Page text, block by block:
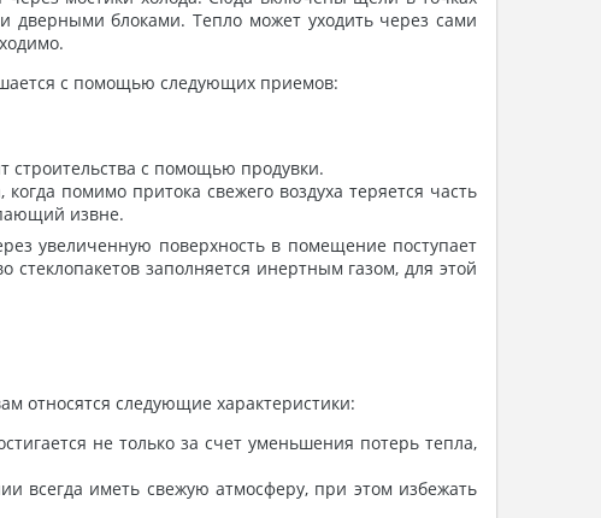
дверными блоками. Тепло может уходить через сами
с помощью следующих приемов:
строительства с помощью продувки.
помимо притока свежего воздуха теряется часть
извне.
увеличенную поверхность в помещение поступает
заполняется инертным газом, для этой
относятся следующие характеристики:
не только за счет уменьшения потерь тепла,
всегда иметь свежую атмосферу, при этом избежать